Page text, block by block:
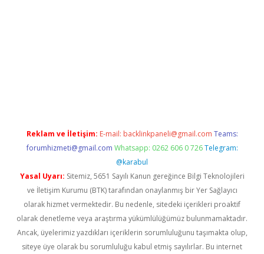
Reklam ve İletişim: E-mail: backlinkpaneli@gmail.com Teams:
forumhizmeti@gmail.com Whatsapp: 0262 606 0 726 Telegram:
@karabul
Yasal Uyarı: Sitemiz, 5651 Sayılı Kanun gereğince Bilgi Teknolojileri
ve İletişim Kurumu (BTK) tarafından onaylanmış bir Yer Sağlayıcı
olarak hizmet vermektedir. Bu nedenle, sitedeki içerikleri proaktif
olarak denetleme veya araştırma yükümlülüğümüz bulunmamaktadır.
Ancak, üyelerimiz yazdıkları içeriklerin sorumluluğunu taşımakta olup,
siteye üye olarak bu sorumluluğu kabul etmiş sayılırlar. Bu internet